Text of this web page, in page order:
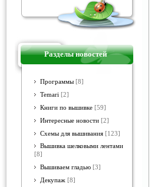
Разделы новостей
Программы [8]
Temari [2]
Книги по вышивке [59]
Интересные новости [2]
Схемы для вышивания [123]
Вышивка шелковыми лентами
[8]
Вышиваем гладью [3]
Декупаж [8]